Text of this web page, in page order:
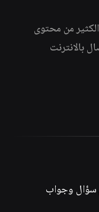
من محتوى
بالانترنت
سؤال وجواب